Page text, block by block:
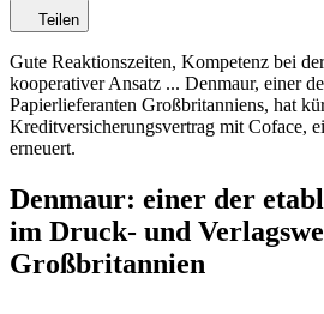
Teilen
Gute Reaktionszeiten, Kompetenz bei
kooperativer Ansatz ... Denmaur, einer
Papierlieferanten Großbritanniens, hat
Kreditversicherungsvertrag mit Coface,
erneuert.
Denmaur: einer der
im Druck- und
Großbritannien